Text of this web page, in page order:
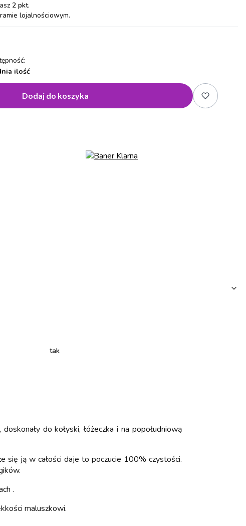
2 pkt.
lojalnościowym.
ilość
Dodaj do koszyka
tak
do kołyski, łóżeczka i na popołudniową
się ją w całości daje to poczucie 100% czystości.
.
maluszkowi.